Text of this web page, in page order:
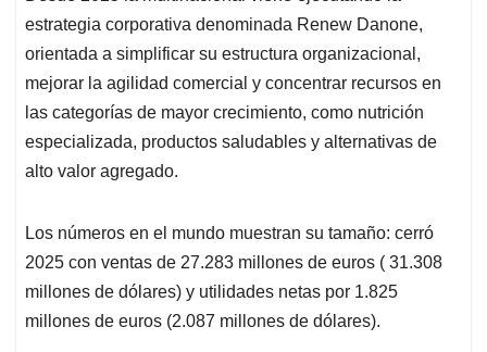
estrategia corporativa denominada Renew Danone,
orientada a simplificar su estructura organizacional,
mejorar la agilidad comercial y concentrar recursos en
las categorías de mayor crecimiento, como nutrición
especializada, productos saludables y alternativas de
alto valor agregado.
Los números en el mundo muestran su tamaño: cerró
2025 con ventas de 27.283 millones de euros ( 31.308
millones de dólares) y utilidades netas por 1.825
millones de euros (2.087 millones de dólares).